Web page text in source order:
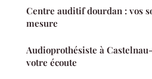
Centre auditif dourdan : vos
mesure
Audioprothésiste à
votre écoute